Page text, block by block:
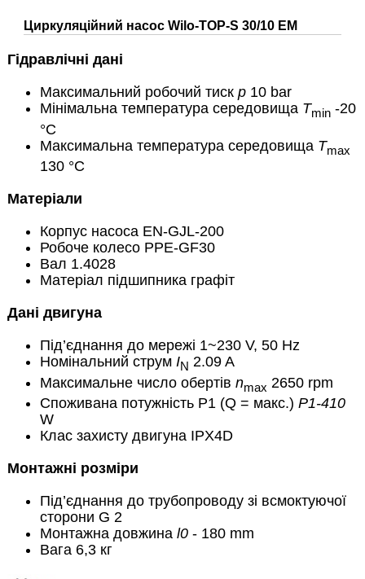
Циркуляційний насос Wilo-TOP-S 30/10 EM
Гідравлічні дані
Максимальний робочий тиск p10 bar
Мінімальна температура середовища Tmin-20
°C
Максимальна температура середовища Tmax
130 °C
Матеріали
Корпус насоса EN-GJL-200
Робоче колесо PPE-GF30
Вал 1.4028
Матеріал підшипника графіт
Дані двигуна
Під’єднання до мережі 1~230 V, 50 Hz
Номінальний струм IN 2.09 A
Максимальне число обертів nmax 2650 rpm
Споживана потужність P1 (Q = макс.) P1-410
W
Клас захисту двигуна IPX4D
Монтажні розміри
Під’єднання до трубопроводу зі всмоктуючої
сторони G 2
Монтажна довжина l0- 180 mm
Вага 6,3 кг